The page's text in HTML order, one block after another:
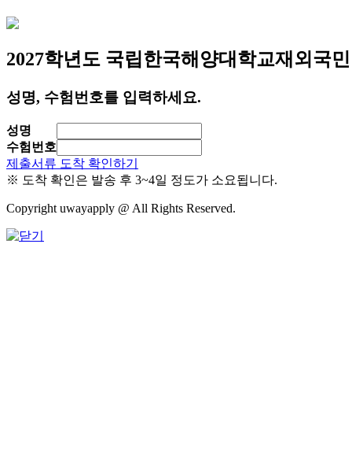
2027학년도 국립한국해양대학교재외국
성명, 수험번호를 입력하세요.
성명
수험번호
제출서류 도착 확인하기
※ 도착 확인은 발송 후 3~4일 정도가 소요됩니다.
Copyright uwayapply @ All Rights Reserved.